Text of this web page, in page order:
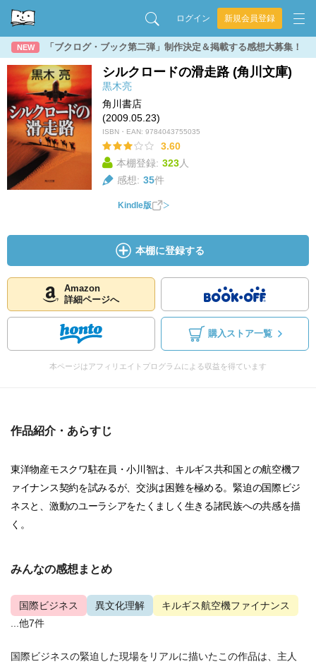
ログイン 新規会員登録
NEW 「ブクログ・ブック第二弾」制作決定＆掲載する感想大募集！
シルクロードの滑走路 (角川文庫)
黒木亮
角川書店
(2009.05.23)
ISBN・EAN: 9784043755035
3.60
本棚登録: 323人
感想: 35件
Kindle版
本棚に登録する
Amazon
詳細ページへ
購入ストア一覧
本ページはアフィリエイトプログラムによる収益を得ています
作品紹介・あらすじ
東洋物産モスクワ駐在員・小川智は、キルギス共和国との航空機フ
ァイナンス契約を試みるが、交渉は困難を極める。緊迫の国際ビジ
ネスと、激動のユーラシアをたくましく生きる諸民族への共感を描
く。
みんなの感想まとめ
国際ビジネス 異文化理解
キルギス航空機ファイナンス
...他7件
国際ビジネスの緊迫した現場をリアルに描いたこの作品は、主人